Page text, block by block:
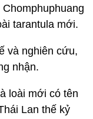
tarantula mới.
và nghiên cứu,
nhận.
loài mới có tên
Lan thế kỷ